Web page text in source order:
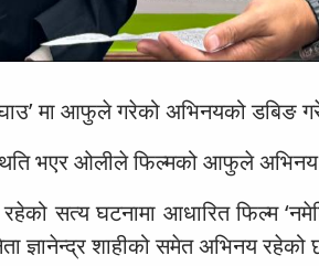
घाउ’ मा आफुले गरेको अभिनयको डबिङ
भएर ओलीले फिल्मको आफुले
रहेको सत्य घटनामा आधारित फिल्म
ज्ञानेन्द्र शाहीको समेत अभिनय रहेको